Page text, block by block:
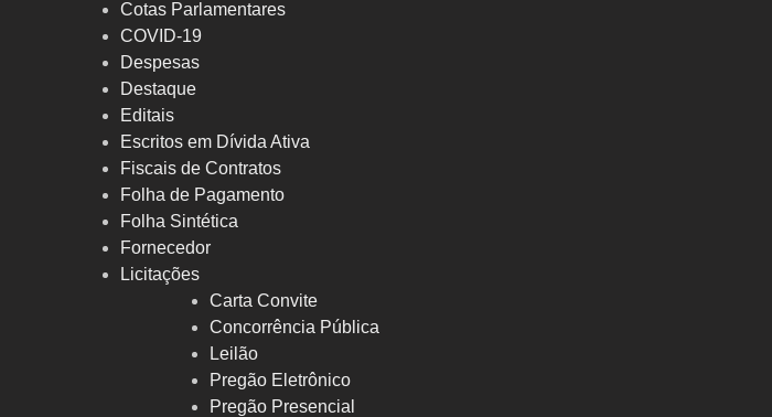
Cotas Parlamentares
COVID-19
Despesas
Destaque
Editais
Escritos em Dívida Ativa
Fiscais de Contratos
Folha de Pagamento
Folha Sintética
Fornecedor
Licitações
Carta Convite
Concorrência Pública
Leilão
Pregão Eletrônico
Pregão Presencial